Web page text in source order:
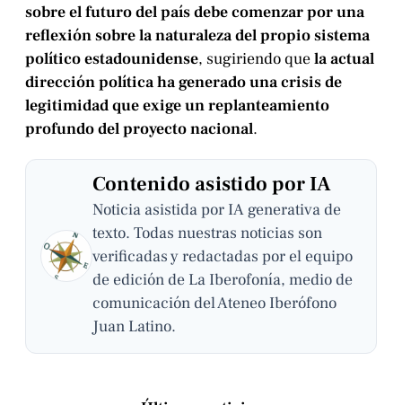
sobre el futuro del país debe comenzar por una
reflexión sobre la naturaleza del propio sistema
político estadounidense, sugiriendo quela actual
dirección política ha generado una crisis de
legitimidad que exige un replanteamiento
profundo del proyecto nacional.
Contenido asistido por IA
Noticia asistida por IA generativa de
texto. Todas nuestras noticias son
verificadas y redactadas por el equipo
de edición de La Iberofonía, medio de
comunicación del Ateneo Iberófono
Juan Latino.